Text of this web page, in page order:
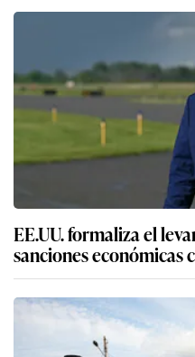
EE.UU. formaliza el
sanciones económicas